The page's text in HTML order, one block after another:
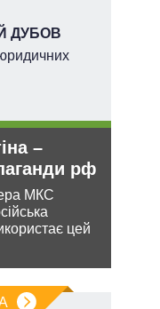
ДУБОВ
–
рф
МКС
цей